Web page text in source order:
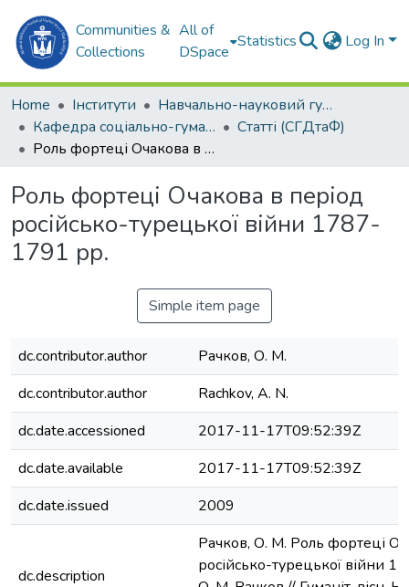
Communities &
Collections
All of
DSpace
Statistics Log In
Home Інститути
Навчально-науковий гуманітарний інститут (ННГІ)
Кафедра соціально-гуманітарних дисциплін та філософії (СГДтаФ)
Статті (СГДтаФ)
Роль фортеці Очакова в період російсько-турецької війни 1787-1791 рр.
Роль фортеці Очакова в період
російсько-турецької війни 1787-
1791 рр.
Simple item page
dc.contributor.author
Рачков, О. М.
dc.contributor.author
Rachkov, A. N.
dc.date.accessioned
2017-11-17T09:52:39Z
dc.date.available
2017-11-17T09:52:39Z
dc.date.issued
2009
dc.description
Рачков, О. М. Роль фортеці
російсько-турецької війни